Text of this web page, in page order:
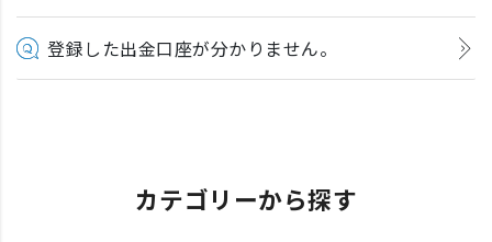
登録した出金口座が分かりません。
カテゴリーから探す